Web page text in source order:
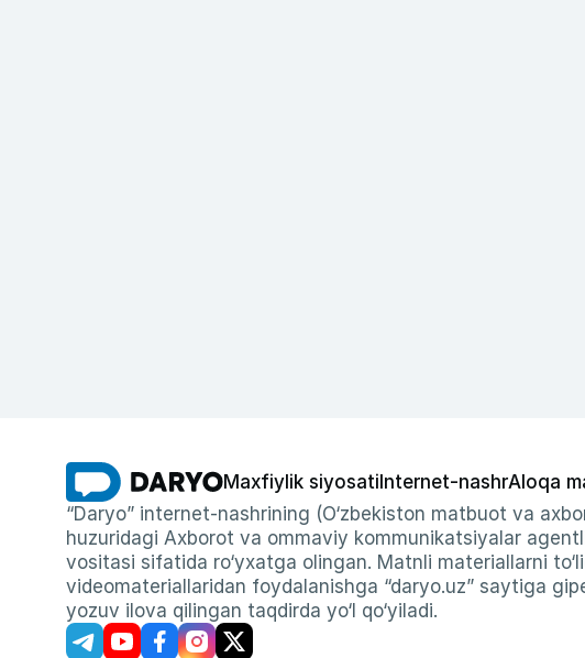
Maxfiylik siyosati Internet-nashrAloqa
“Daryo” internet-nashrining (O‘zbekiston matbuot va
huzuridagi Axborot va ommaviy kommunikatsiyalar
vositasi sifatida ro‘yxatga olingan. Matnli materiallarni
videomateriallaridan foydalanishga “daryo.uz” saytiga
yozuv ilova qilingan taqdirda yo‘l qo‘yiladi.